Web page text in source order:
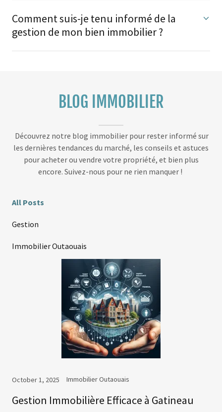
Comment suis-je tenu informé de la
gestion de mon bien immobilier ?
BLOG IMMOBILIER
Découvrez notre blog immobilier pour rester informé sur
les dernières tendances du marché, les conseils et astuces
pour acheter ou vendre votre propriété, et bien plus
encore. Suivez-nous pour ne rien manquer !
All Posts
Gestion
Immobilier Outaouais
October 1, 2025 Immobilier Outaouais
Gestion Immobilière Efficace à Gatineau